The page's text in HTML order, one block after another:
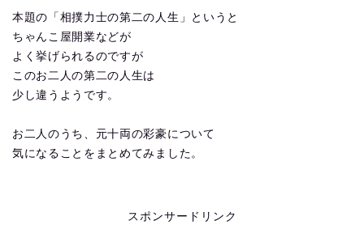
本題の「相撲力士の第二の人生」というと
ちゃんこ屋開業などが
よく挙げられるのですが
このお二人の第二の人生は
少し違うようです。
お二人のうち、元十両の彩豪について
気になることをまとめてみました。
スポンサードリンク